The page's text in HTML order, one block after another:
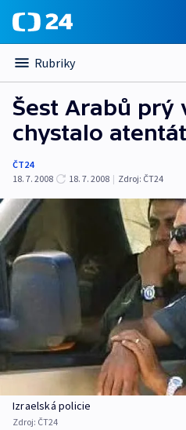
Rubriky
Šest Arabů prý
chystalo
ČT24
18. 7. 2008
18. 7. 2008 | Zdroj: ČT24
Izraelská policie
Zdroj: ČT24